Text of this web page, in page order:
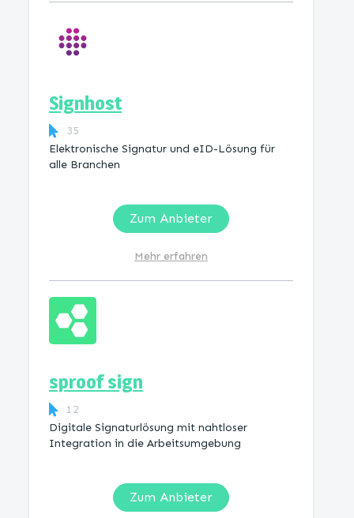
Signhost
35
Elektronische Signatur und eID-Lösung für
alle Branchen
Zum Anbieter
Mehr erfahren
sproof sign
12
Digitale Signaturlösung mit nahtloser
Integration in die Arbeitsumgebung
Zum Anbieter